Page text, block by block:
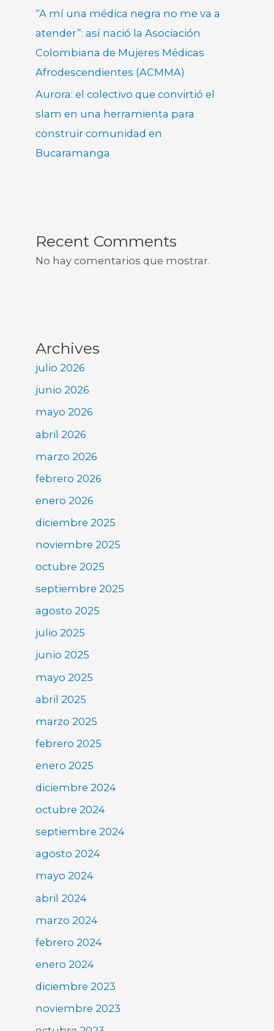
“A mí una médica negra no me va a
atender”: así nació la Asociación
Colombiana de Mujeres Médicas
Afrodescendientes (ACMMA)
Aurora: el colectivo que convirtió el
slam en una herramienta para
construir comunidad en
Bucaramanga
Recent Comments
No hay comentarios que mostrar.
Archives
julio 2026
junio 2026
mayo 2026
abril 2026
marzo 2026
febrero 2026
enero 2026
diciembre 2025
noviembre 2025
octubre 2025
septiembre 2025
agosto 2025
julio 2025
junio 2025
mayo 2025
abril 2025
marzo 2025
febrero 2025
enero 2025
diciembre 2024
octubre 2024
septiembre 2024
agosto 2024
mayo 2024
abril 2024
marzo 2024
febrero 2024
enero 2024
diciembre 2023
noviembre 2023